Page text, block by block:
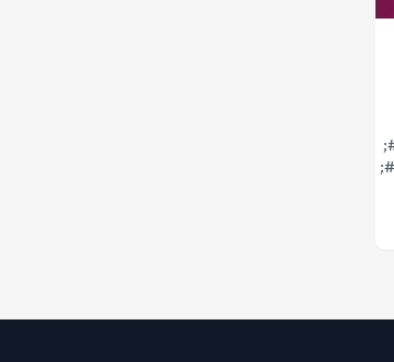
&#1581;&#1615;&#1603;&#1605;&#1578;
&#1587;&#1608;&#1585;&#1610;&#1577;